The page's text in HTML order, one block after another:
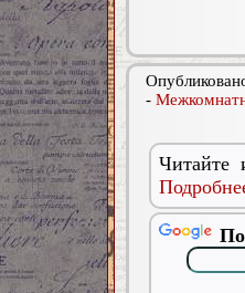
-
Читайте